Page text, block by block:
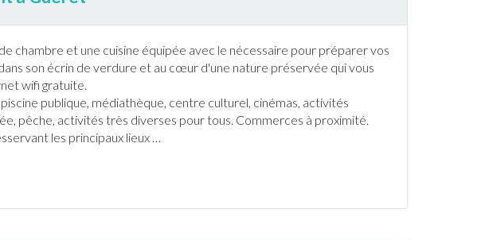
chambre et une cuisine équipée avec le nécessaire pour préparer vos
son écrin de verdure et au cœur d'une nature préservée qui vous
wifi gratuite.
piscine publique, médiathèque, centre culturel, cinémas, activités
, pêche, activités très diverses pour tous. Commerces à proximité.
les principaux lieux …